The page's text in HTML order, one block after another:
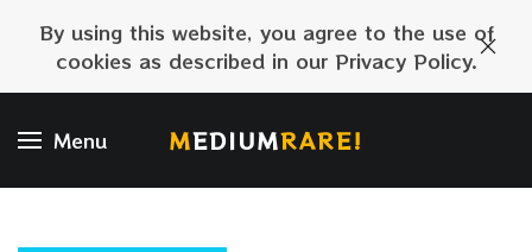
By using this website, you agree to the use of
cookies as described in our Privacy Policy.
Menu MEDIUMRARE!